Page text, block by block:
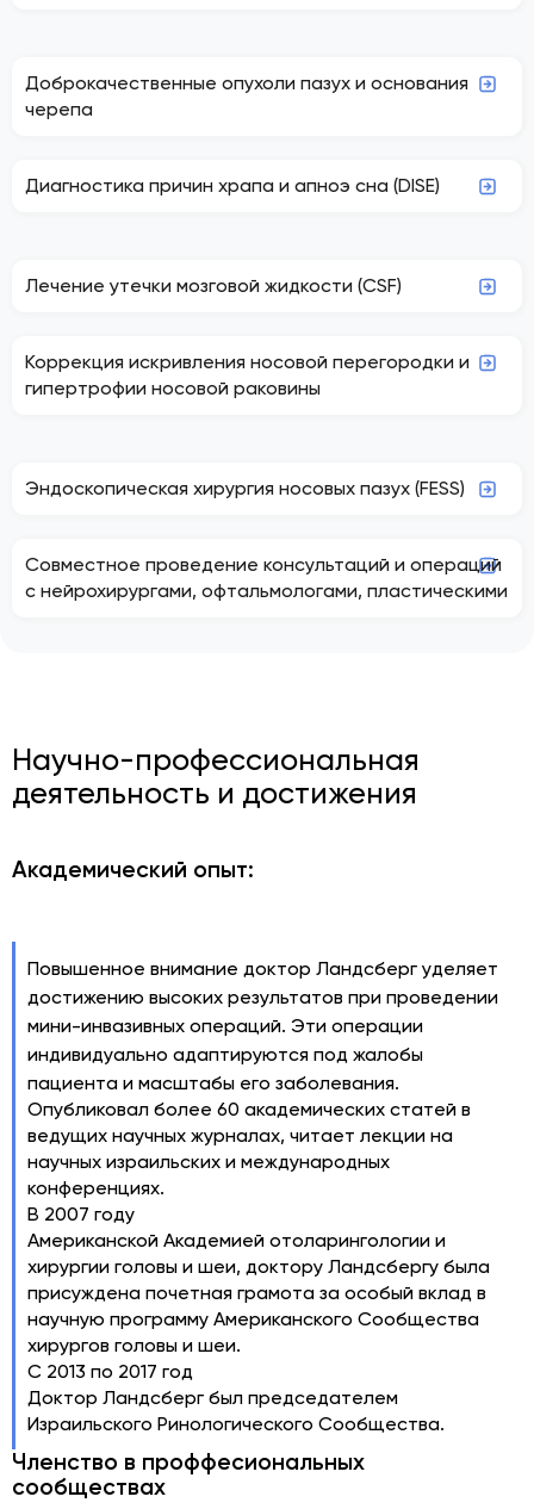
Доброкачественные опухоли пазух и основания
черепа
Диагностика причин храпа и апноэ сна (DISE)
Лечение утечки мозговой жидкости (CSF)
Коррекция искривления носовой перегородки и
гипертрофии носовой раковины
Эндоскопическая хирургия носовых пазух (FESS)
Совместное проведение консультаций и операций
с нейрохирургами, офтальмологами, пластическими
Научно-профессиональная
деятельность и достижения
Академический опыт:
Повышенное внимание доктор Ландсберг уделяет
достижению высоких результатов при проведении
мини-инвазивных операций. Эти операции
индивидуально адаптируются под жалобы
пациента и масштабы его заболевания.
Опубликовал более 60 академических статей в
ведущих научных журналах, читает лекции на
научных израильских и международных
конференциях.
В 2007 году
Американской Академией отоларингологии и
хирургии головы и шеи, доктору Ландсбергу была
присуждена почетная грамота за особый вклад в
научную программу Американского Сообщества
хирургов головы и шеи.
С 2013 по 2017 год
Доктор Ландсберг был председателем
Израильского Ринологического Сообщества.
Членство в проффесиональных
сообществах